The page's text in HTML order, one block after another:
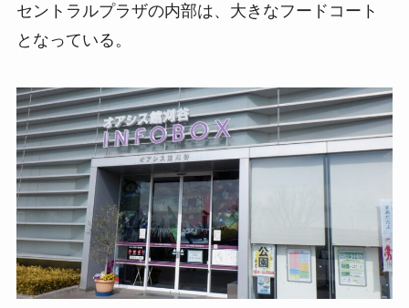
セントラルプラザの内部は、大きなフードコート
となっている。